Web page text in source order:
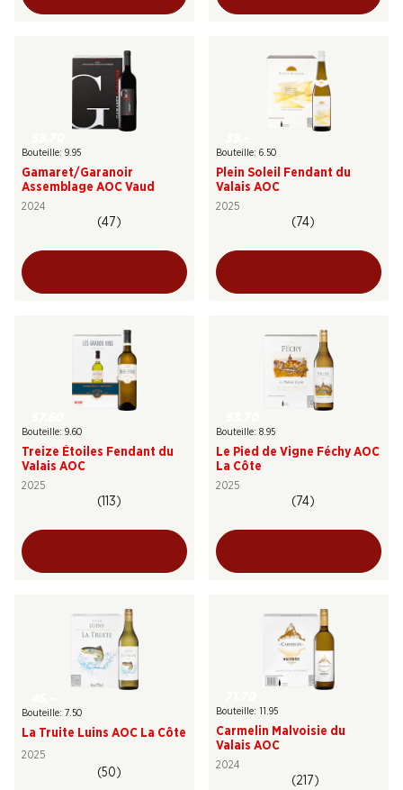
Bouteille: 9.95
Gamaret/Garanoir
Assemblage AOC Vaud
2024
(47)
Bouteille: 6.50
Plein Soleil Fendant du
Valais AOC
2025
(74)
Bouteille: 9.60
Treize Étoiles Fendant du
Valais AOC
2025
(113)
Bouteille: 8.95
Le Pied de Vigne Féchy AOC
La Côte
2025
(74)
Bouteille: 7.50
La Truite Luins AOC La Côte
2025
(50)
Bouteille: 11.95
Carmelin Malvoisie du
Valais AOC
2024
(217)